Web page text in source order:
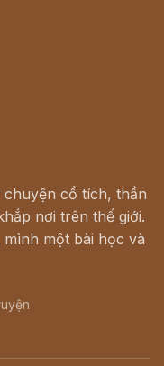
chuyện cổ tích, thần
nơi trên thế giới.
một bài học và